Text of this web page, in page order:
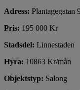
Adress: Plantagegatan
Pris: 195 000 Kr
Stadsdel: Linnestaden
Hyra: 10863 Kr/mån
Objektstyp: Salong